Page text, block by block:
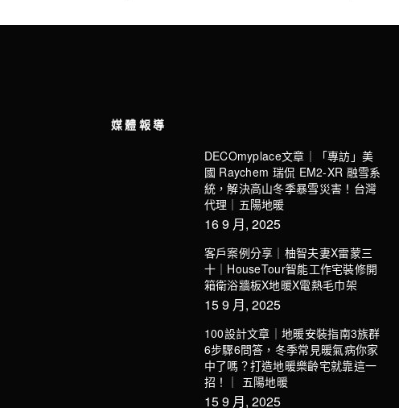
媒體報導
DECOmyplace文章｜「專訪」美
國 Raychem 瑞侃 EM2-XR 融雪系
統，解決高山冬季暴雪災害！台灣
代理｜五陽地暖
16 9 月, 2025
客戶案例分享｜柚智夫妻X雷蒙三
十｜HouseTour智能工作宅裝修開
箱衛浴牆板X地暖X電熱毛巾架
15 9 月, 2025
100設計文章｜地暖安裝指南3族群
6步驟6問答，冬季常見暖氣病你家
中了嗎？打造地暖樂齡宅就靠這一
招！｜ 五陽地暖
15 9 月, 2025